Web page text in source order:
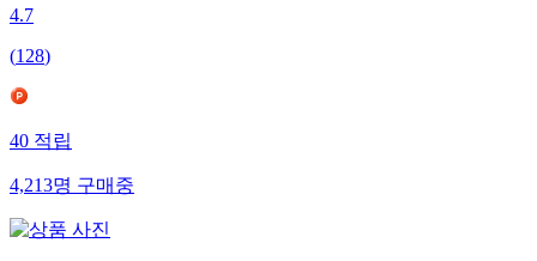
4.7
(128)
40 적립
4,213명 구매중